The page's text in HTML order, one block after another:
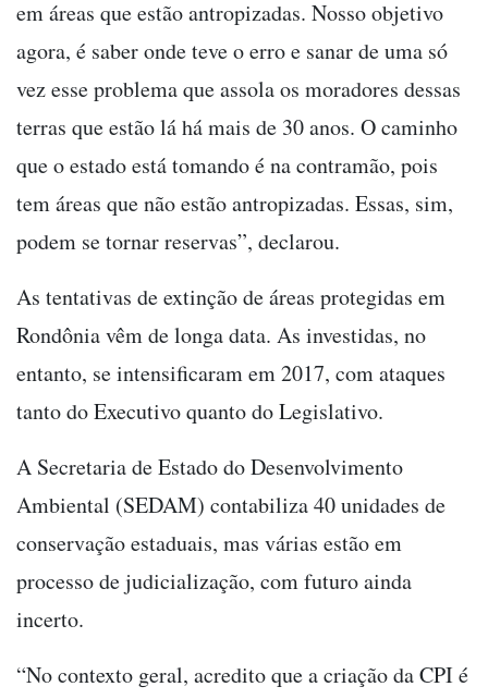
em áreas que estão antropizadas. Nosso objetivo
agora, é saber onde teve o erro e sanar de uma só
vez esse problema que assola os moradores dessas
terras que estão lá há mais de 30 anos. O caminho
que o estado está tomando é na contramão, pois
tem áreas que não estão antropizadas. Essas, sim,
podem se tornar reservas”, declarou.
As tentativas de extinção de áreas protegidas em
Rondônia vêm de longa data. As investidas, no
entanto, se intensificaram em 2017, com ataques
tanto do Executivo quanto do Legislativo.
A Secretaria de Estado do Desenvolvimento
Ambiental (SEDAM) contabiliza 40 unidades de
conservação estaduais, mas várias estão em
processo de judicialização, com futuro ainda
incerto.
“No contexto geral, acredito que a criação da CPI é